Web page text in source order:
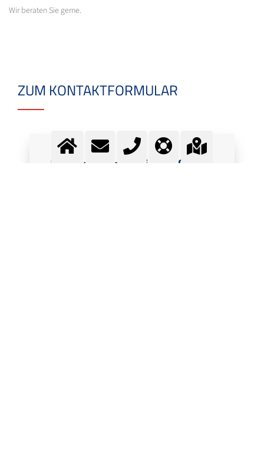
Wir beraten Sie gerne.
ZUM KONTAKTFORMULAR
Fragen? Kontaktieren Sie